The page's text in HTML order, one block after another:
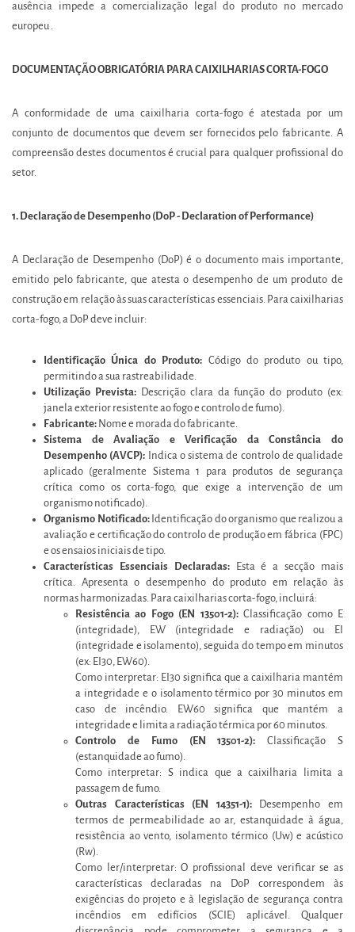
ausência impede a comercialização legal do produto no mercado
europeu .
DOCUMENTAÇÃO OBRIGATÓRIA PARA CAIXILHARIAS CORTA-FOGO
A conformidade de uma caixilharia corta-fogo é atestada por um
conjunto de documentos que devem ser fornecidos pelo fabricante. A
compreensão destes documentos é crucial para qualquer profissional do
setor.
1. Declaração de Desempenho (DoP - Declaration of Performance)
A Declaração de Desempenho (DoP) é o documento mais importante,
emitido pelo fabricante, que atesta o desempenho de um produto de
construção em relação às suas características essenciais. Para caixilharias
corta-fogo, a DoP deve incluir:
Identificação Única do Produto: Código do produto ou tipo,
permitindo a sua rastreabilidade.
Utilização Prevista:Descrição clara da função do produto (ex:
janela exterior resistente ao fogo e controlo de fumo).
Fabricante: Nome e morada do fabricante.
Sistema de Avaliação e Verificação da Constância do
Desempenho (AVCP): Indica o sistema de controlo de qualidade
aplicado (geralmente Sistema 1 para produtos de segurança
crítica como os corta-fogo, que exige a intervenção de um
organismo notificado).
Organismo Notificado:Identificação do organismo que realizou a
avaliação e certificação do controlo de produção em fábrica (FPC)
e os ensaios iniciais de tipo.
Características Essenciais Declaradas:Esta é a secção mais
crítica. Apresenta o desempenho do produto em relação às
normas harmonizadas. Para caixilharias corta-fogo, incluirá:
Resistência ao Fogo (EN 13501-2):Classificação como E
(integridade), EW (integridade e radiação) ou EI
(integridade e isolamento), seguida do tempo em minutos
(ex: EI30, EW60).
Como interpretar: EI30 significa que a caixilharia mantém
a integridade e o isolamento térmico por 30 minutos em
caso de incêndio. EW60 significa que mantém a
integridade e limita a radiação térmica por 60 minutos.
Controlo de Fumo (EN 13501-2): Classificação S
(estanquidade ao fumo).
Como interpretar: S indica que a caixilharia limita a
passagem de fumo.
Outras Características (EN 14351-1):Desempenho em
termos de permeabilidade ao ar, estanquidade à água,
resistência ao vento, isolamento térmico (Uw) e acústico
(Rw).
Como ler/interpretar: O profissional deve verificar se as
características declaradas na DoP correspondem às
exigências do projeto e à legislação de segurança contra
incêndios em edifícios (SCIE) aplicável. Qualquer